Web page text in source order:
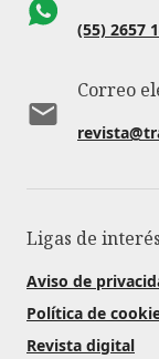
(55) 2657
Correo
Ligas de
Aviso de
Política de
Revista digital